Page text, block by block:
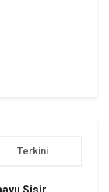
Terkini
Sisir